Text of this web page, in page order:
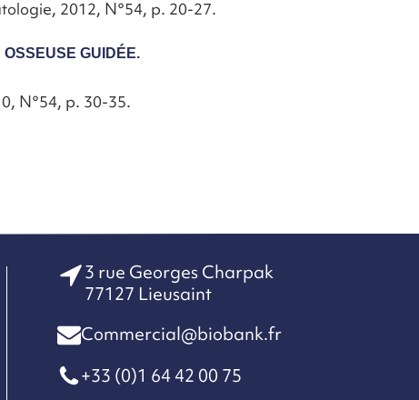
2012, N°54, p. 20-27.
GUIDÉE.
N°54, p. 30-35.
3 rue Georges Charpak
77127 Lieusaint
Commercial@biobank.fr
+33 (0)1 64 42 00 75